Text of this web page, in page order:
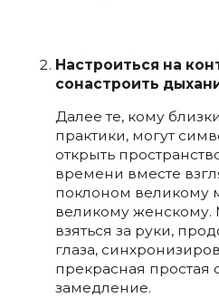
Настроиться на
сонастроить
Далее те, кому
практики, могут
открыть
времени вместе
поклоном великому
великому женскому.
взяться за руки,
глаза,
прекрасная простая
замедление.